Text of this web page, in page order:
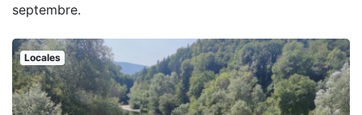
septembre.
Locales